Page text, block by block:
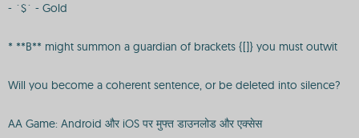
- `$` - Gold
* **B** might summon a guardian of brackets {[]} you must outwit
Will you become a coherent sentence, or be deleted into silence?
AA Game: Android और iOS पर मुफ्त डाउनलोड और एक्सेस